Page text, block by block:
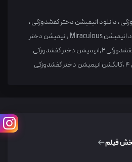
، دانلود انیمیشن دختر کفشدوزکی ،
انیمیشن Miraculous ، دانلود انیمیشن Miraculous ,انیمیشن دختر
کفشدوزکی 1 ,انیمیشن دختر کفشدوزکی 2,انیمیشن دختر کفشدوزکی
فیلم